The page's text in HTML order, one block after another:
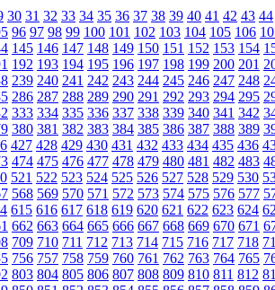
30 31 32 33 34 35 36 37 38 39 40 41 42 43 44
96 97 98 99 100 101 102 103 104 105 106
145 146 147 148 149 150 151 152 153 154
192 193 194 195 196 197 198 199 200 201
239 240 241 242 243 244 245 246 247 248
286 287 288 289 290 291 292 293 294 295
333 334 335 336 337 338 339 340 341 342
380 381 382 383 384 385 386 387 388 389
427 428 429 430 431 432 433 434 435 436
474 475 476 477 478 479 480 481 482 483
521 522 523 524 525 526 527 528 529 530
568 569 570 571 572 573 574 575 576 577
615 616 617 618 619 620 621 622 623 624
662 663 664 665 666 667 668 669 670 671
709 710 711 712 713 714 715 716 717 718
756 757 758 759 760 761 762 763 764 765
803 804 805 806 807 808 809 810 811 812